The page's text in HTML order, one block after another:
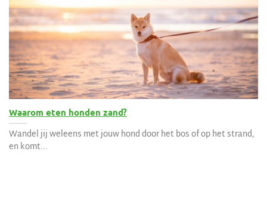
Waarom eten honden zand?
Wandel jij weleens met jouw hond door het bos of op het strand,
en komt...